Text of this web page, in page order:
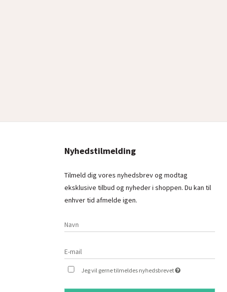
Nyhedstilmelding
Tilmeld dig vores nyhedsbrev og modtag
eksklusive tilbud og nyheder i shoppen. Du kan til
enhver tid afmelde igen.
Jeg vil gerne tilmeldes nyhedsbrevet